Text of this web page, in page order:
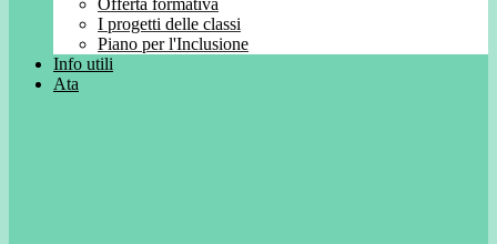
Offerta formativa
I progetti delle classi
Piano per l'Inclusione
Info utili
Ata